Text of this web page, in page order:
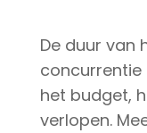
De duur van
concurrentie
het budget,
verlopen.